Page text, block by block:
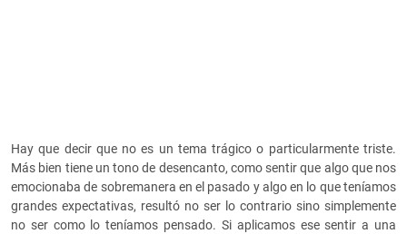
Hay que decir que no es un tema trágico o particularmente triste.
Más bien tiene un tono de desencanto, como sentir que algo que nos
emocionaba de sobremanera en el pasado y algo en lo que teníamos
grandes expectativas, resultó no ser lo contrario sino simplemente
no ser como lo teníamos pensado. Si aplicamos ese sentir a una